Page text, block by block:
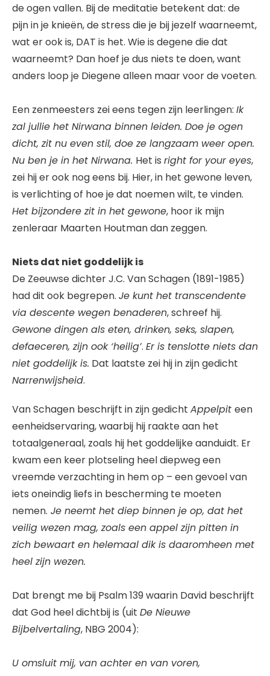
de ogen vallen. Bij de meditatie betekent dat: de
pijn in je knieën, de stress die je bij jezelf waarneemt,
wat er ook is, DAT is het. Wie is degene die dat
waarneemt? Dan hoef je dus niets te doen, want
anders loop je Diegene alleen maar voor de voeten.
Een zenmeesters zei eens tegen zijn leerlingen: Ik
zal jullie het Nirwana binnen leiden. Doe je ogen
dicht, zit nu even stil, doe ze langzaam weer open.
Nu ben je in het Nirwana. Het is right for your eyes,
zei hij er ook nog eens bij. Hier, in het gewone leven,
is verlichting of hoe je dat noemen wilt, te vinden.
Het bijzondere zit in het gewone, hoor ik mijn
zenleraar Maarten Houtman dan zeggen.
Niets dat niet goddelijk is
De Zeeuwse dichter J.C. Van Schagen (1891-1985)
had dit ook begrepen. Je kunt het transcendente
via descente wegen benaderen, schreef hij.
Gewone dingen als eten, drinken, seks, slapen,
defaeceren, zijn ook ‘heilig’. Er is tenslotte niets dan
niet goddelijk is. Dat laatste zei hij in zijn gedicht
Narrenwijsheid.
Van Schagen beschrijft in zijn gedicht Appelpit een
eenheidservaring, waarbij hij raakte aan het
totaalgeneraal, zoals hij het goddelijke aanduidt. Er
kwam een keer plotseling heel diepweg een
vreemde verzachting in hem op – een gevoel van
iets oneindig liefs in bescherming te moeten
nemen. Je neemt het diep binnen je op, dat het
veilig wezen mag, zoals een appel zijn pitten in
zich bewaart en helemaal dik is daaromheen met
heel zijn wezen.
Dat brengt me bij Psalm 139 waarin David beschrijft
dat God heel dichtbij is (uit De Nieuwe
Bijbelvertaling, NBG 2004):
U omsluit mij, van achter en van voren,